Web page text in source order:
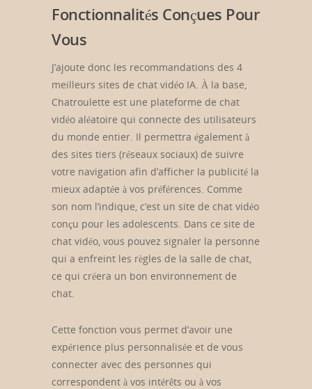
Fonctionnalités Conçues Pour
Vous
J’ajoute donc les recommandations des 4
meilleurs sites de chat vidéo IA. À la base,
Chatroulette est une plateforme de chat
vidéo aléatoire qui connecte des utilisateurs
du monde entier. Il permettra également à
des sites tiers (réseaux sociaux) de suivre
votre navigation afin d’afficher la publicité la
mieux adaptée à vos préférences. Comme
son nom l’indique, c’est un site de chat vidéo
conçu pour les adolescents. Dans ce site de
chat vidéo, vous pouvez signaler la personne
qui a enfreint les règles de la salle de chat,
ce qui créera un bon environnement de
chat.
Cette fonction vous permet d’avoir une
expérience plus personnalisée et de vous
connecter avec des personnes qui
correspondent à vos intérêts ou à vos